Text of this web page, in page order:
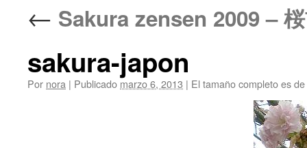
← Sakura zensen 2009 –
sakura-japon
Por nora | Publicado marzo 6, 2013 | El tamaño completo es de